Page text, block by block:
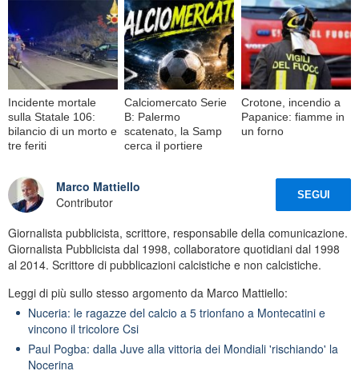
Incidente mortale
sulla Statale 106:
bilancio di un morto e
tre feriti
Calciomercato Serie
B: Palermo
scatenato, la Samp
cerca il portiere
Crotone, incendio a
Papanice: fiamme in
un forno
Marco Mattiello
Contributor
SEGUI
Giornalista pubblicista, scrittore, responsabile della comunicazione.
Giornalista Pubblicista dal 1998, collaboratore quotidiani dal 1998
al 2014. Scrittore di pubblicazioni calcistiche e non calcistiche.
Leggi di più sullo stesso argomento da Marco Mattiello:
Nuceria: le ragazze del calcio a 5 trionfano a Montecatini e
vincono il tricolore Csi
Paul Pogba: dalla Juve alla vittoria dei Mondiali 'rischiando' la
Nocerina